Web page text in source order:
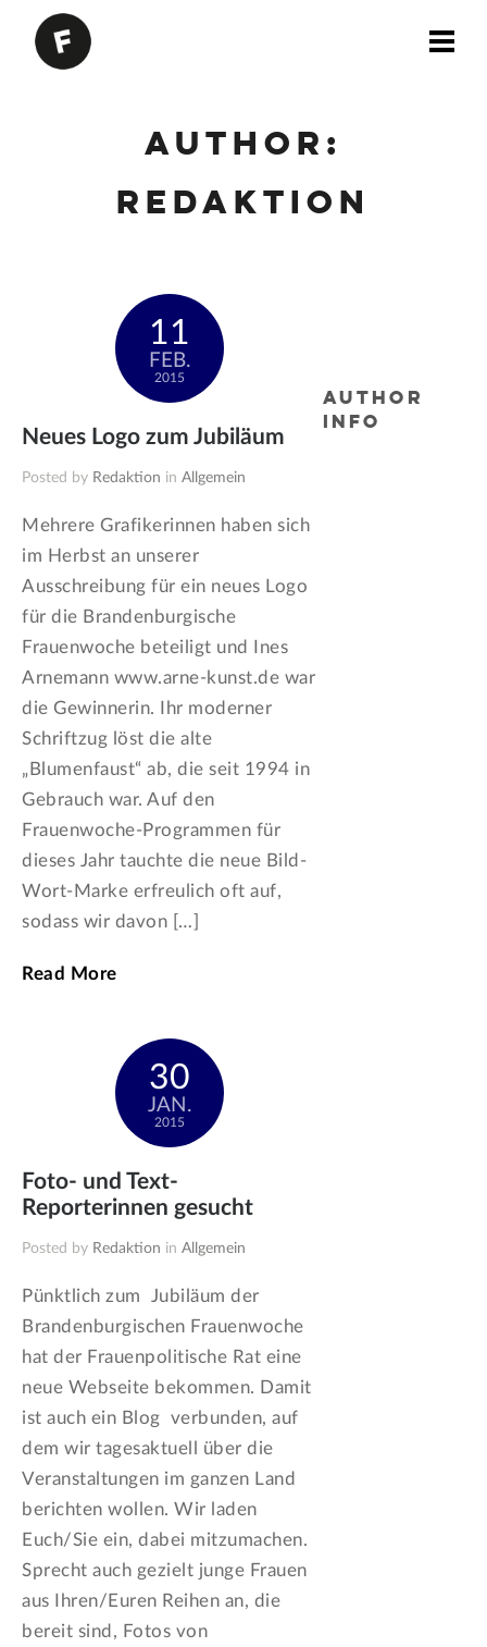
Author:
Redaktion
11
FEB.
2015
Neues Logo zum Jubiläum
Posted by Redaktion in Allgemein
Mehrere Grafikerinnen haben sich
im Herbst an unserer
Ausschreibung für ein neues Logo
für die Brandenburgische
Frauenwoche beteiligt und Ines
Arnemann www.arne-kunst.de war
die Gewinnerin. Ihr moderner
Schriftzug löst die alte
„Blumenfaust“ ab, die seit 1994 in
Gebrauch war. Auf den
Frauenwoche-Programmen für
dieses Jahr tauchte die neue Bild-
Wort-Marke erfreulich oft auf,
sodass wir davon […]
Read More
30
JAN.
2015
Foto- und Text-
Reporterinnen gesucht
Posted by Redaktion in Allgemein
Pünktlich zum Jubiläum der
Brandenburgischen Frauenwoche
hat der Frauenpolitische Rat eine
neue Webseite bekommen. Damit
ist auch ein Blog verbunden, auf
dem wir tagesaktuell über die
Veranstaltungen im ganzen Land
berichten wollen. Wir laden
Euch/Sie ein, dabei mitzumachen.
Sprecht auch gezielt junge Frauen
aus Ihren/Euren Reihen an, die
bereit sind, Fotos von
AUTHOR
INFO